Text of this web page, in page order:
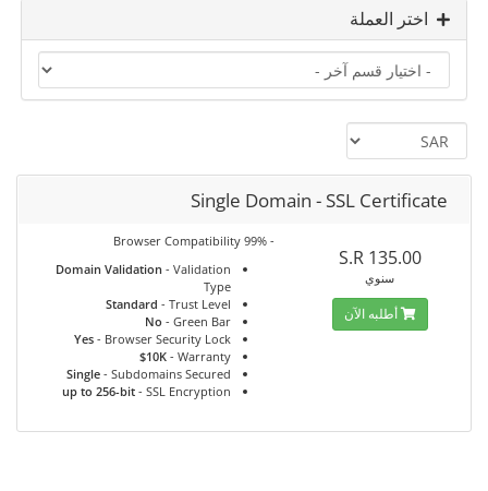
اختر العملة
Single Domain - SSL Certificate
- 99% Browser Compatibility
Domain Validation- Validation
Type
Standard - Trust Level
No- Green Bar
Yes- Browser Security Lock
$10K- Warranty
Single- Subdomains Secured
up to 256-bit- SSL Encryption
135.00 S.R
سنوي
أطلبه الآن